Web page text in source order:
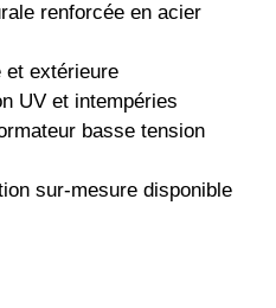
renforcée en acier
et extérieure
UV et intempéries
basse tension
sur-mesure disponible